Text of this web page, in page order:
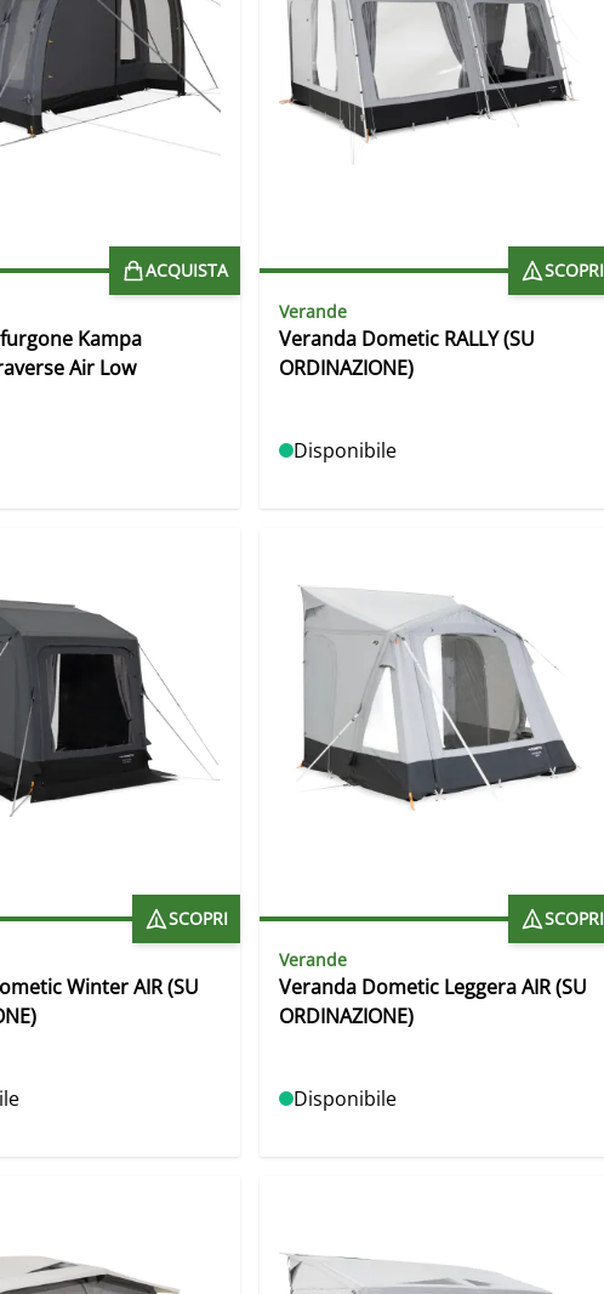
ACQUISTA
Kampa
Air Low
SCOPRI
Verande
Veranda Dometic RALLY (SU
ORDINAZIONE)
Disponibile
SCOPRI
Winter AIR (SU
SCOPRI
Verande
Veranda Dometic Leggera AIR (SU
ORDINAZIONE)
Disponibile